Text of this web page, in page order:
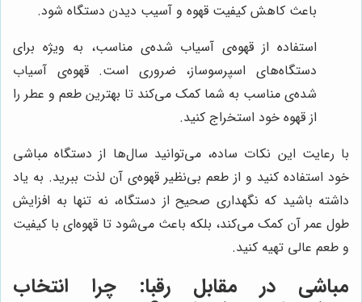
باعث کاهش کیفیت قهوه و آسیب دیدن دستگاه شود.
استفاده از قهوه‌ی آسیاب شده‌ی مناسب، به ویژه برای
دستگاه‌های اسپرسوساز، ضروری است. قهوه‌ی آسیاب
شده‌ی مناسب به شما کمک می‌کند تا بهترین طعم و عطر را
از قهوه خود استخراج کنید.
با رعایت این نکات ساده، می‌توانید سال‌ها از دستگاه مباشی
خود استفاده کنید و از طعم بی‌نظیر قهوه‌ی آن لذت ببرید. به یاد
داشته باشید که نگهداری صحیح از دستگاه، نه تنها به افزایش
طول عمر آن کمک می‌کند، بلکه باعث می‌شود تا قهوه‌ای با کیفیت
و طعم عالی تهیه کنید.
مباشی در مقابل رقبا: چرا انتخاب